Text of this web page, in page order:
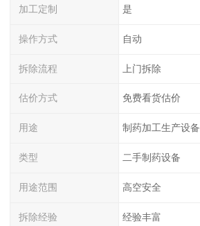
加工定制 是
操作方式 自动
拆除流程 上门拆除
估价方式 免费看货估价
用途 制药加工生产设备
类型 二手制药设备
用途范围 高空安全
拆除经验 经验丰富